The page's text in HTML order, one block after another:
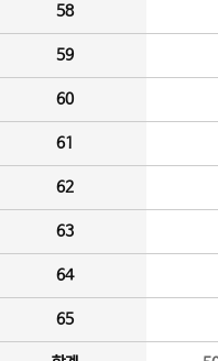
58
59
60
61
62
63
64
65